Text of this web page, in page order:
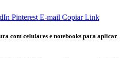
Pinterest E-mail Copiar Link
com celulares e notebooks para aplicar